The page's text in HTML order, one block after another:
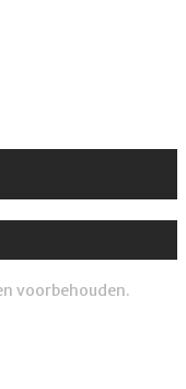
voorbehouden.